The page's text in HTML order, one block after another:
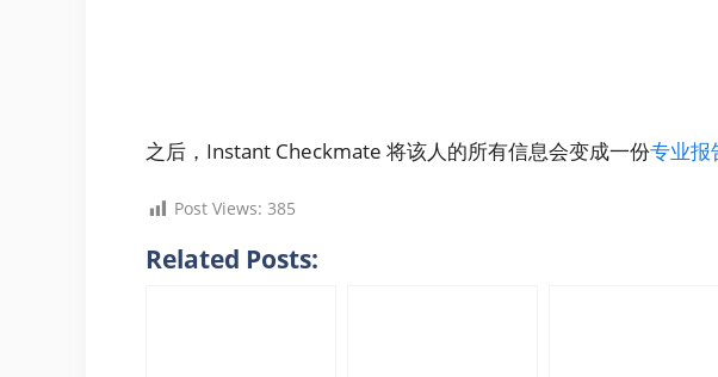
之后，Instant Checkmate 将该人的所有信息会变成一份专业报
Post Views: 385
Related Posts: